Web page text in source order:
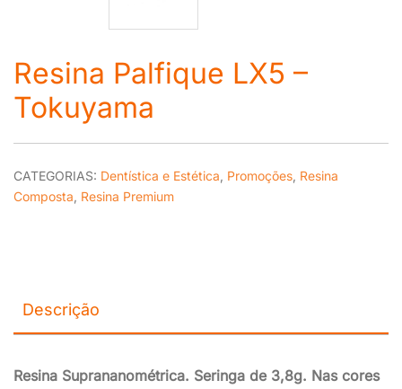
Resina Palfique LX5 –
Tokuyama
CATEGORIAS: Dentística e Estética Promoções Resina
Composta Resina Premium
Descrição
Resina Suprananométrica. Seringa de 3,8g. Nas cores